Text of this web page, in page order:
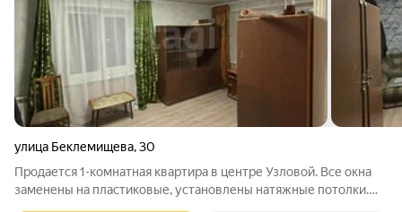
улица Беклемищева,30
Продается 1-комнатная квартира в центре Узловой. Все окна
заменены на пластиковые, установлены натяжные потолки.